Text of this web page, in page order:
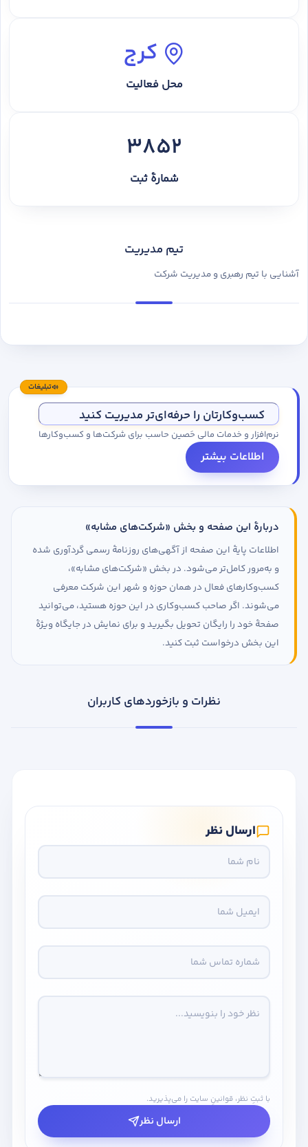
کرج
محل فعالیت
3852
شمارهٔ ثبت
تیم مدیریت
آشنایی با تیم رهبری و مدیریت شرکت
تبلیغات
کسب‌وکارتان را حرفه‌ای‌تر مدیریت کنید
نرم‌افزار و خدمات مالی حَصین حاسب برای شرکت‌ها و کسب‌وکارها
اطلاعات بیشتر
دربارهٔ این صفحه و بخش «شرکت‌های مشابه»
اطلاعات پایهٔ این صفحه از آگهی‌های روزنامهٔ رسمی گردآوری شده
و به‌مرور کامل‌تر می‌شود. در بخش «شرکت‌های مشابه»،
کسب‌وکارهای فعال در همان حوزه و شهر این شرکت معرفی
می‌شوند. اگر صاحب کسب‌وکاری در این حوزه هستید، می‌توانید
صفحهٔ خود را رایگان تحویل بگیرید و برای نمایش در جایگاه ویژهٔ
این بخش درخواست ثبت کنید.
نظرات و بازخوردهای کاربران
ارسال نظر
با ثبتِ نظر، قوانینِ سایت را می‌پذیرید.
ارسال نظر